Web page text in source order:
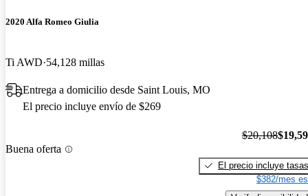
2020 Alfa Romeo Giulia
Ti AWD 54,128 millas
Entrega a domicilio desde Saint Louis, MO
El precio incluye envío de $269
Buena oferta
$20,108
El precio incluye tasas
$382/mes